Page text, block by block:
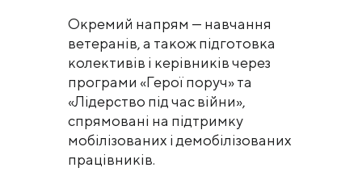
Окремий напрям — навчання
ветеранів, а також підготовка
колективів і керівників через
програми «Герої поруч» та
«Лідерство під час війни»,
спрямовані на підтримку
мобілізованих і демобілізованих
працівників.